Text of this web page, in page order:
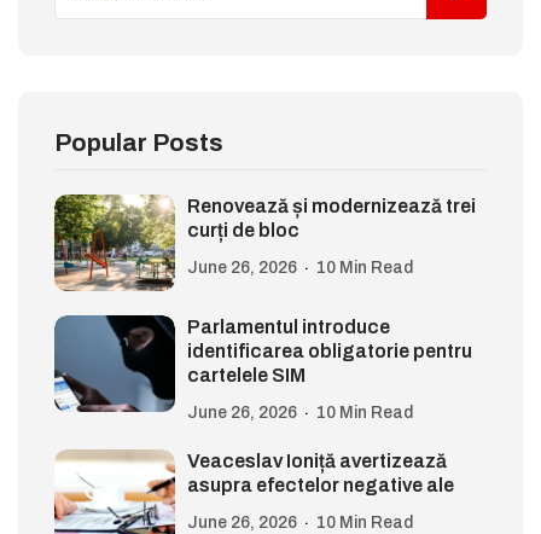
Popular Posts
Renovează și modernizează trei
curți de bloc
June 26, 2026 10 Min Read
Parlamentul introduce
identificarea obligatorie pentru
cartelele SIM
June 26, 2026 10 Min Read
Veaceslav Ioniță avertizează
asupra efectelor negative ale
June 26, 2026 10 Min Read